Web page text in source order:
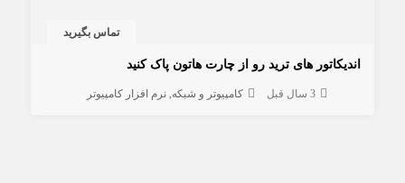
تماس بگیرید
اندیکاتور های ترید رو از چارت هاتون پاک کنید
3 سال قبل کامپیوتر و شبکه نرم افزار کامپیوتر